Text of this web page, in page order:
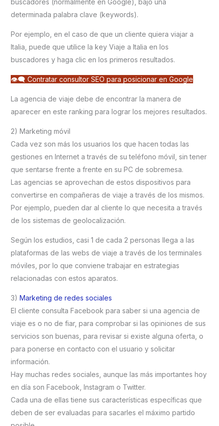
buscadores (normalmente en Google), bajo una
determinada palabra clave (keywords).
Por ejemplo, en el caso de que un cliente quiera viajar a
Italia, puede que utilice la key Viaje a Italia en los
buscadores y haga clic en los primeros resultados.
👁‍🗨 Contratar consultor SEO para posicionar en Google
La agencia de viaje debe de encontrar la manera de
aparecer en este ranking para lograr los mejores resultados.
2) Marketing móvil
Cada vez son más los usuarios los que hacen todas las
gestiones en Internet a través de su teléfono móvil, sin tener
que sentarse frente a frente en su PC de sobremesa.
Las agencias se aprovechan de estos dispositivos para
convertirse en compañeras de viaje a través de los mismos.
Por ejemplo, pueden dar al cliente lo que necesita a través
de los sistemas de geolocalización.
Según los estudios, casi 1 de cada 2 personas llega a las
plataformas de las webs de viaje a través de los terminales
móviles, por lo que conviene trabajar en estrategias
relacionadas con estos aparatos.
3) Marketing de redes sociales
El cliente consulta Facebook para saber si una agencia de
viaje es o no de fiar, para comprobar si las opiniones de sus
servicios son buenas, para revisar si existe alguna oferta, o
para ponerse en contacto con el usuario y solicitar
información.
Hay muchas redes sociales, aunque las más importantes hoy
en día son Facebook, Instagram o Twitter.
Cada una de ellas tiene sus características específicas que
deben de ser evaluadas para sacarles el máximo partido